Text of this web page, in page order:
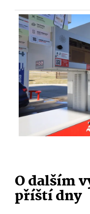
O dalším
příští dny